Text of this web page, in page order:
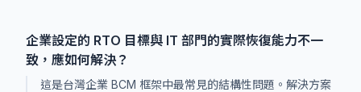
企業設定的 RTO 目標與 IT 部門的實際恢復能力不一
致，應如何解決？
這是台灣企業 BCM 框架中最常見的結構性問題。解決方案